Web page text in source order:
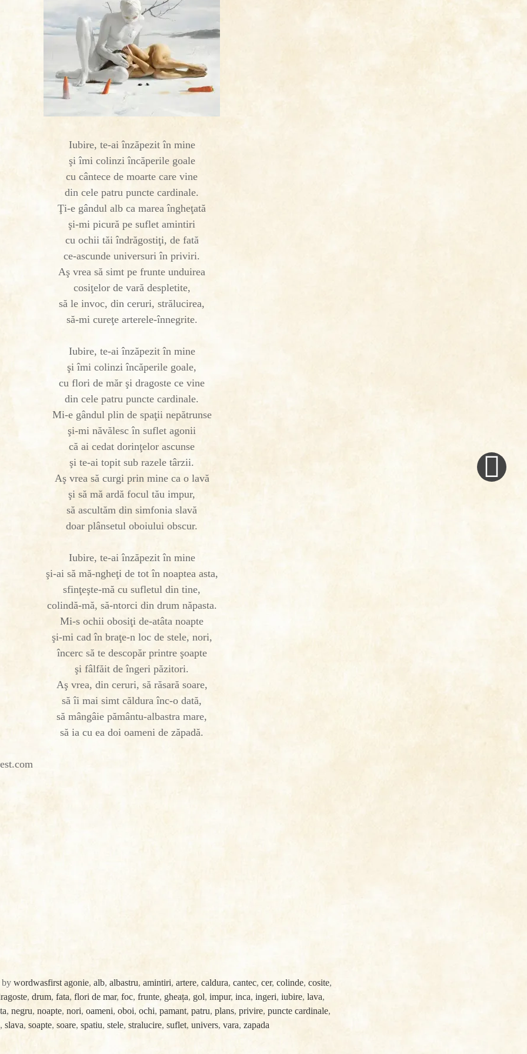
Iubire, te-ai înzăpezit în mine
şi îmi colinzi încăperile goale
cu cântece de moarte care vine
din cele patru puncte cardinale.
Ţi-e gândul alb ca marea îngheţată
şi-mi picură pe suflet amintiri
cu ochii tăi îndrăgostiţi, de fată
ce-ascunde universuri în priviri.
Aş vrea să simt pe frunte unduirea
cosiţelor de vară despletite,
să le invoc, din ceruri, strălucirea,
să-mi cureţe arterele-înnegrite.
Iubire, te-ai înzăpezit în mine
şi îmi colinzi încăperile goale,
cu flori de măr şi dragoste ce vine
din cele patru puncte cardinale.
Mi-e gândul plin de spaţii nepătrunse
şi-mi năvălesc în suflet agonii
că ai cedat dorinţelor ascunse
şi te-ai topit sub razele târzii.
Aş vrea să curgi prin mine ca o lavă
şi să mă ardă focul tău impur,
să ascultăm din simfonia slavă
doar plânsetul oboiului obscur.
Iubire, te-ai înzăpezit în mine
şi-ai să mă-ngheţi de tot în noaptea asta,
sfinţeşte-mă cu sufletul din tine,
colindă-mă, să-ntorci din drum năpasta.
Mi-s ochii obosiţi de-atâta noapte
şi-mi cad în braţe-n loc de stele, nori,
încerc să te descopăr printre şoapte
şi fâlfăit de îngeri păzitori.
Aş vrea, din ceruri, să răsară soare,
să îi mai simt căldura înc-o dată,
să mângâie pământu-albastra mare,
să ia cu ea doi oameni de zăpadă.
by wordwasfirst agonie, alb, albastru, amintiri, artere, caldura, cantec, cer, colinde, cosite,
, drum, fata, flori de mar, foc, frunte, gheața, gol, impur, inca, ingeri, iubire, lava,
, negru, noapte, nori, oameni, oboi, ochi, pamant, patru, plans, privire, puncte cardinale,
, slava, soapte, soare, spatiu, stele, stralucire, suflet, univers, vara, zapada